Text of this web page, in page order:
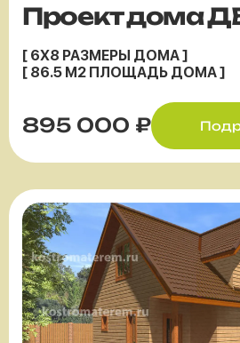
Проект дома
[ 6X8 РАЗМЕРЫ ДОМА ]
[ 86.5 М2 ПЛОЩАДЬ ДОМА ]
895 000 ₽